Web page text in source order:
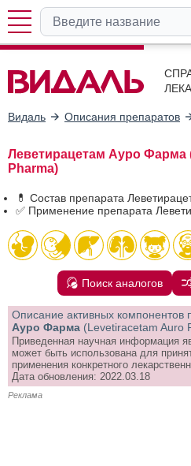
Видаль Описания препаратов
Леветирацетам Ауро Фарма
Pharma)
💊 Состав препарата
✅ Применение препарата
Поиск аналогов
Описание активных компонентов
Ауро Фарма (Levetiracetam Auro
Приведенная научная информация
может быть использована для
применения конкретного
Дата обновления: 2022.03.18
Реклама